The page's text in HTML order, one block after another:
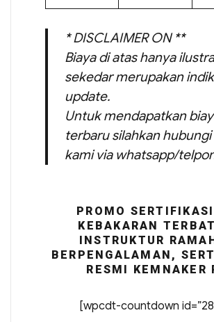
* DISCLAIMER ON **
Biaya di atas hanya
sekedar merupakan
update.
Untuk mendapatkan
terbaru silahkan
kami via whatsapp/
PROMO
KEBAKARAN
INSTRUKTUR
BERPENGALAMAN,
RESMI KEMNAKER
[wpcdt-countdown